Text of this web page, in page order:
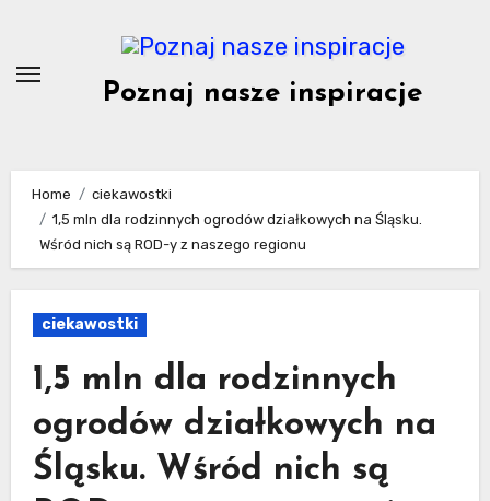
content
Poznaj nasze inspiracje
Home
ciekawostki
1,5 mln dla rodzinnych ogrodów działkowych na Śląsku.
Wśród nich są ROD-y z naszego regionu
ciekawostki
1,5 mln dla rodzinnych
ogrodów działkowych na
Śląsku. Wśród nich są